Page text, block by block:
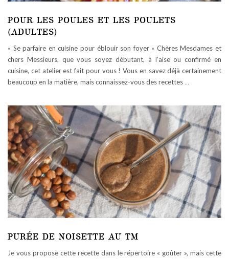
POUR LES POULES ET LES POULETS
(ADULTES)
« Se parfaire en cuisine pour éblouir son foyer » Chères Mesdames et
chers Messieurs, que vous soyez débutant, à l’aise ou confirmé en
cuisine, cet atelier est fait pour vous ! Vous en savez déjà certainement
beaucoup en la matière, mais connaissez-vous des recettes …
PURÉE DE NOISETTE AU TM
Je vous propose cette recette dans le répertoire « goûter », mais cette